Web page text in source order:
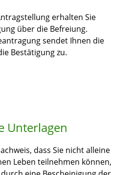
erhalten Sie
über die Befreiung.
sendet Ihnen die
Bestätigung zu.
Unterlagen
dass Sie nicht alleine
Leben teilnehmen können,